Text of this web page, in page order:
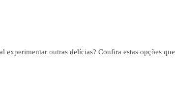
experimentar outras delícias? Confira estas opções que